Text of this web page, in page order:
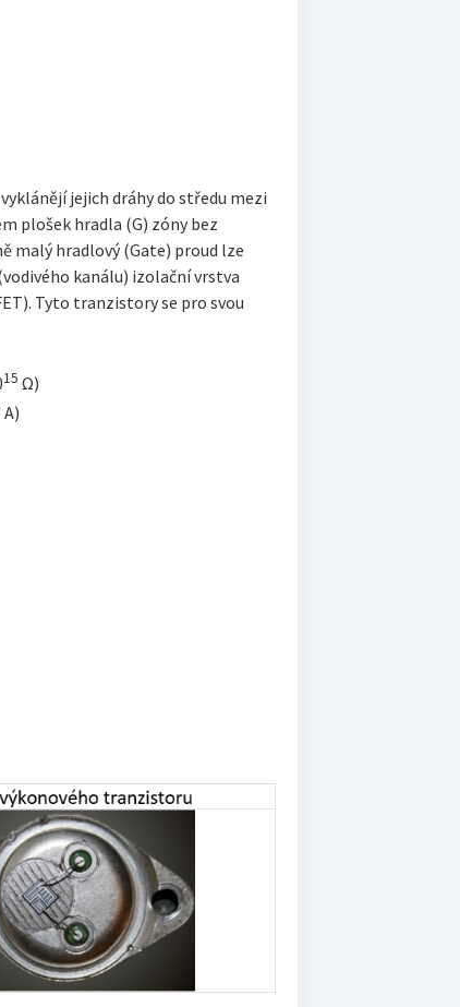
jejich dráhy do středu mezi
plošek hradla (G) zóny bez
malý hradlový (Gate) proud lze
kanálu) izolační vrstva
Tyto tranzistory se pro svou
15 Ω)
A)